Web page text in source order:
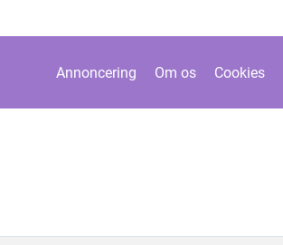
Annoncering Om os Cookies